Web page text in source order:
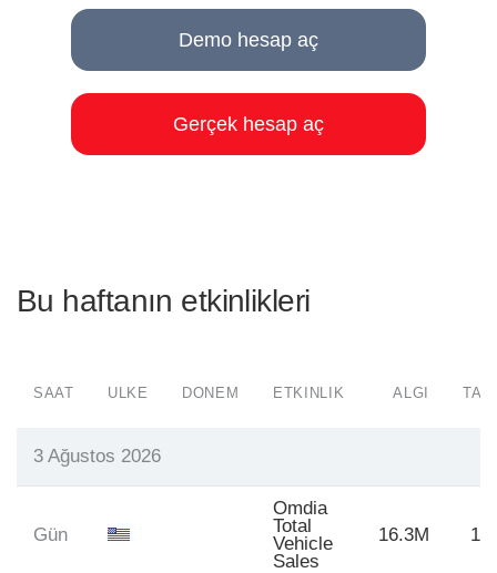
Demo hesap aç
Gerçek hesap aç
Bu haftanın etkinlikleri
SAAT ÜLKE DÖNEM ETKINLIK ALGI
3 Ağustos 2026
Gün
Omdia
Total
Vehicle
Sales
16.3M